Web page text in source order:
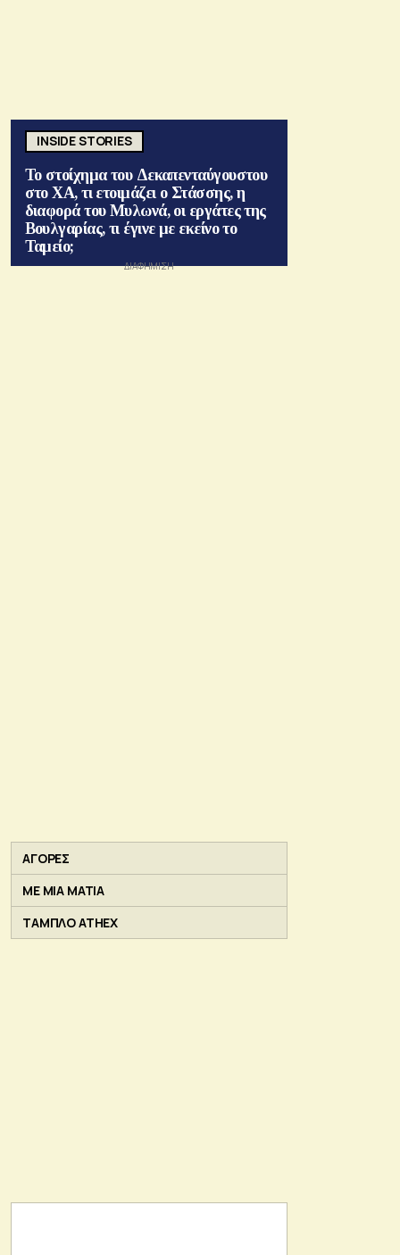
INSIDE STORIES
Το στοίχημα του Δεκαπενταύγουστου
στο ΧΑ, τι ετοιμάζει ο Στάσσης, η
διαφορά του Μυλωνά, οι εργάτες της
Βουλγαρίας, τι έγινε με εκείνο το
Ταμείο;
ΑΓΟΡΕΣ
ΜΕ ΜΙΑ ΜΑΤΙΑ
ΤΑΜΠΛΟ ATHEX